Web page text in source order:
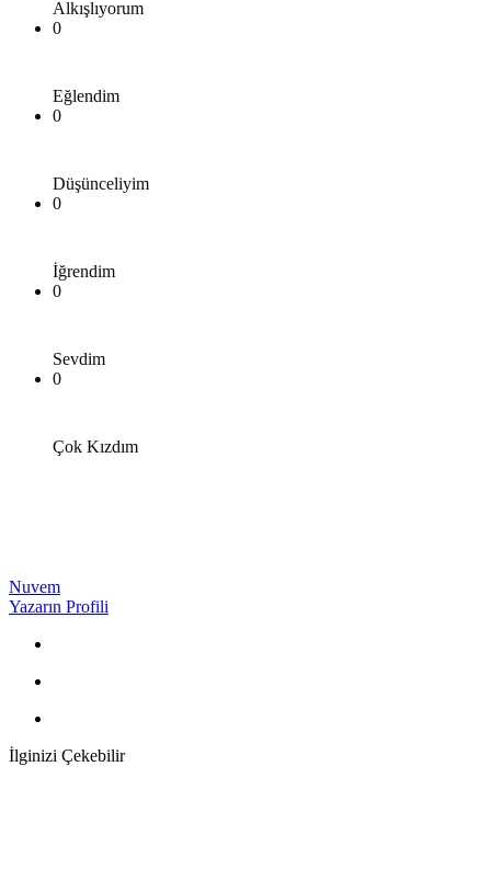
Alkışlıyorum
0
Eğlendim
0
Düşünceliyim
0
İğrendim
0
Sevdim
0
Çok Kızdım
Nuvem
Yazarın Profili
İlginizi Çekebilir